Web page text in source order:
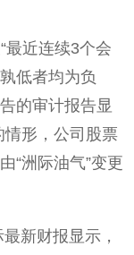
最近连续3个会
低者均为负
的审计报告显
情形，公司股票
“洲际油气”变更
新财报显示，